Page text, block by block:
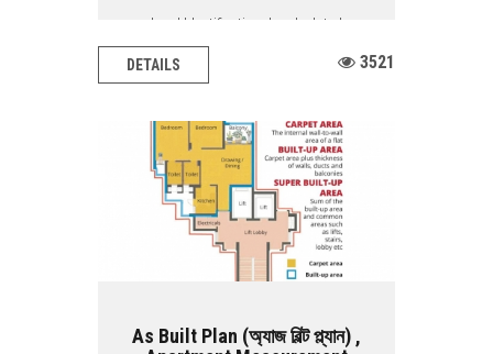
Land Identification, Land related
document searching, Mouza map
DETAILS 3521
As Built Plan (অ্যাজ বিল্ট প্ল্যান) ,